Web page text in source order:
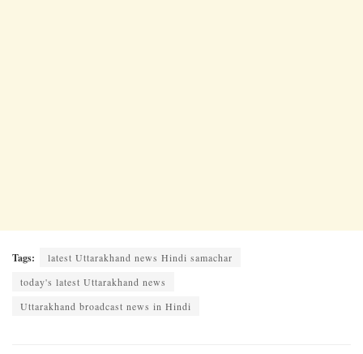
Tags:
latest Uttarakhand news Hindi samachar
today's latest Uttarakhand news
Uttarakhand broadcast news in Hindi